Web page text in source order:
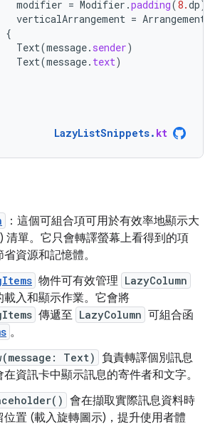
modifier = Modifier .padding(8.dp),
verticalArrangement = Arrangement
{
Text(message. sender)
Text(message. text)
LazyListSnippets. kt
：這個可組合項可用於有效率地顯示大
清單。它只會轉譯螢幕上看得到的項
資源和記憶體。
物件可有效管理 LazyColumn
載入和顯示作業。它會將
傳遞至 LazyColumn 可組合函
。
Text)
負責轉譯個別訊息
資訊卡中顯示訊息的寄件者和文字。
會在擷取實際訊息資料時
位置 (載入旋轉圖示)，提升使用者體